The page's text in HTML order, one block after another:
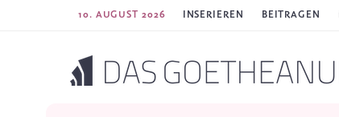
10. AUGUST 2026 INSERIEREN BEITRAGEN